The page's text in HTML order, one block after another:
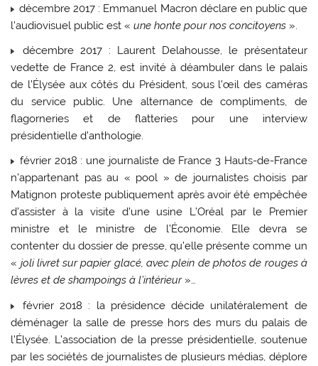
décembre 2017 : Emmanuel Macron déclare en public que
l’audiovisuel public est «une honte pour nos concitoyens ».
décembre 2017 : Laurent Delahousse, le présentateur
vedette de France 2, est invité à déambuler dans le palais
de l’Élysée aux côtés du Président, sous l’œil des caméras
du service public. Une alternance de compliments, de
flagorneries et de flatteries pour une interview
présidentielle d’anthologie.
février 2018 : une journaliste de France 3 Hauts-de-France
n’appartenant pas au « pool » de journalistes choisis par
Matignon proteste publiquement après avoir été empêchée
d’assister à la visite d’une usine L’Oréal par le Premier
ministre et le ministre de l’Économie. Elle devra se
contenter du dossier de presse, qu’elle présente comme un
« joli livret sur papier glacé, avec plein de photos de rouges à
lèvres et de shampoings à l’intérieur»…
février 2018 : la présidence décide unilatéralement de
déménager la salle de presse hors des murs du palais de
l’Élysée. L’association de la presse présidentielle, soutenue
par les sociétés de journalistes de plusieurs médias, déplore